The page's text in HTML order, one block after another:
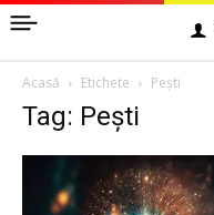
Acasă Etichete Peşti
Tag: Peşti